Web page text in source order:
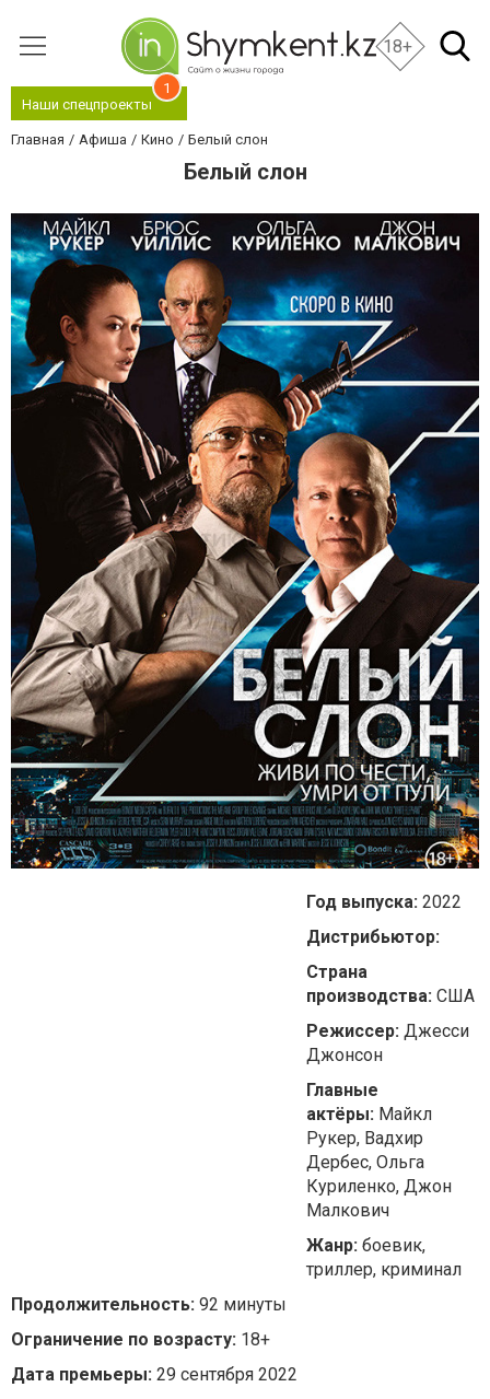
18+
Наши спецпроекты
1
Главная Афиша Кино Белый слон
Белый слон
Год выпуска: 2022
Дистрибьютор:
Страна
производства: США
Режиссер: Джесси
Джонсон
Главные
актёры: Майкл
Рукер, Вадхир
Дербес, Ольга
Куриленко, Джон
Малкович
Жанр: боевик,
триллер, криминал
Продолжительность: 92 минуты
Ограничение по возрасту: 18+
Дата премьеры: 29 сентября 2022